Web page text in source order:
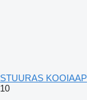
STUURAS KOOIAAP
10